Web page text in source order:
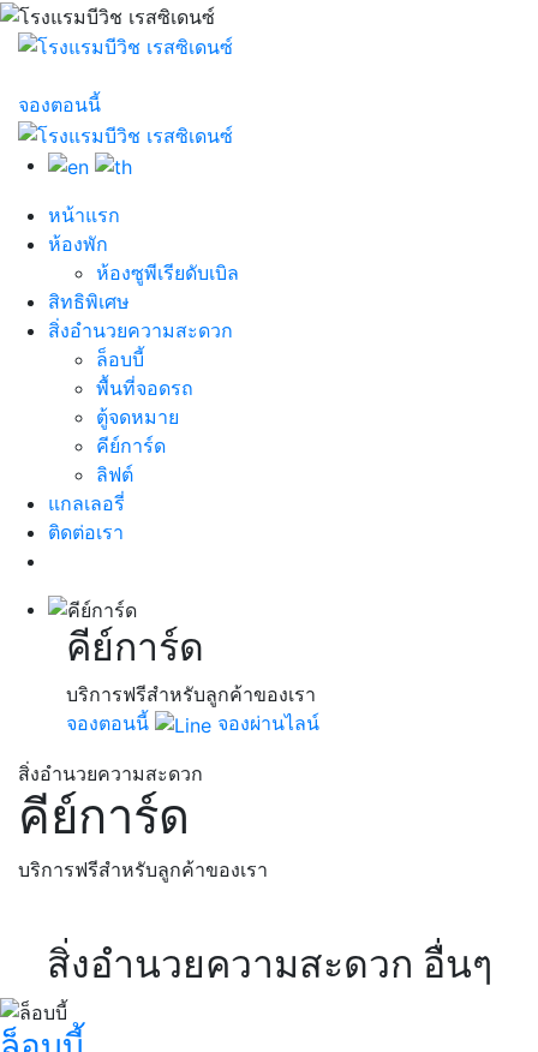
จองตอนนี้
หน้าแรก
ห้องพัก
ห้องซูพีเรียดับเบิล
สิทธิพิเศษ
สิ่งอำนวยความสะดวก
ล็อบบี้
พื้นที่จอดรถ
ตู้จดหมาย
คีย์การ์ด
ลิฟต์
แกลเลอรี่
ติดต่อเรา
คีย์การ์ด
บริการฟรีสำหรับลูกค้าของเรา
จองตอนนี้
จองผ่านไลน์
สิ่งอำนวยความสะดวก
คีย์การ์ด
บริการฟรีสำหรับลูกค้าของเรา
สิ่งอำนวยความสะดวก อื่นๆ